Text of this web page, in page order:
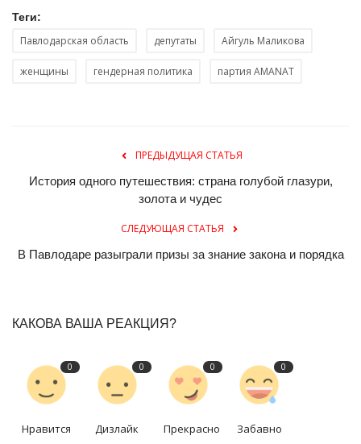
Теги:
Павлодарская область депутаты Айгуль Маликова
женщины гендерная политика партия AMANAT
ПРЕДЫДУЩАЯ СТАТЬЯ
История одного путешествия: страна голубой глазури,
золота и чудес
СЛЕДУЮЩАЯ СТАТЬЯ
В Павлодаре разыграли призы за знание закона и порядка
КАКОВА ВАША РЕАКЦИЯ?
0
Нравится
0
Дизлайк
0
Прекрасно
0
Забавно